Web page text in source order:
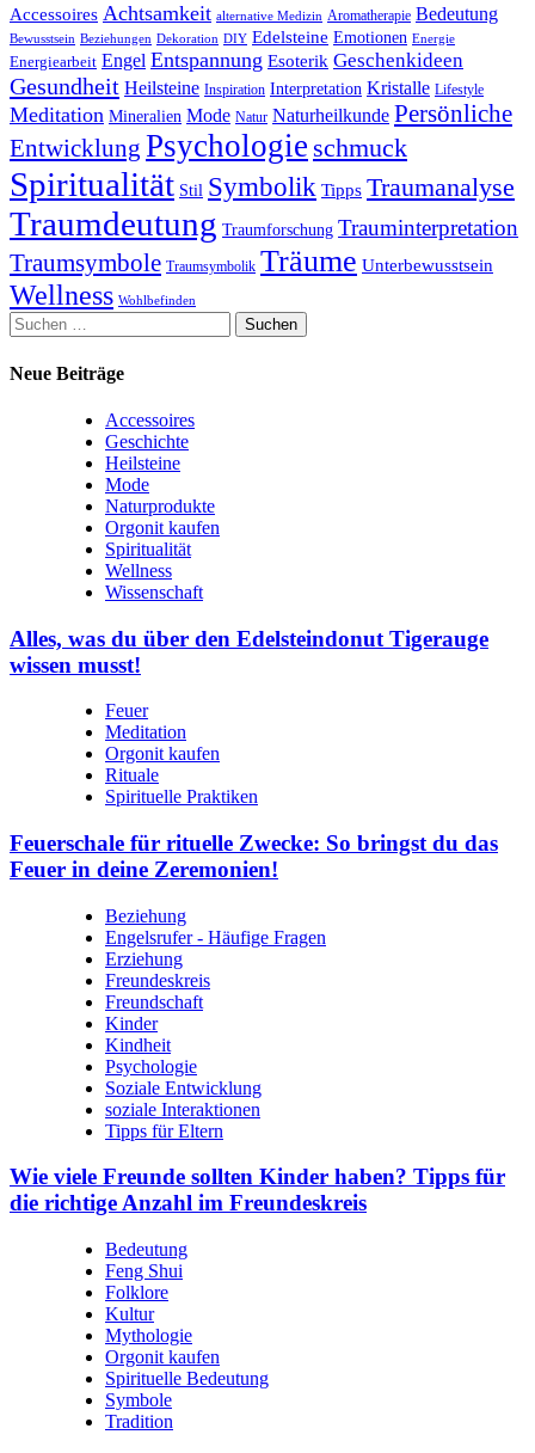
Accessoires Achtsamkeit alternative Medizin Aromatherapie Bedeutung
Bewusstsein Beziehungen Dekoration DIY Edelsteine Emotionen Energie
Energiearbeit Engel Entspannung Esoterik Geschenkideen
Gesundheit Heilsteine Inspiration Interpretation Kristalle Lifestyle
Meditation Mineralien Mode Natur Naturheilkunde Persönliche
Entwicklung Psychologie schmuck
Spiritualität Stil Symbolik Tipps Traumanalyse
Traumdeutung Traumforschung Trauminterpretation
Traumsymbole Traumsymbolik Träume Unterbewusstsein
Wellness Wohlbefinden
Suchen
nach:
Neue Beiträge
Accessoires
Geschichte
Heilsteine
Mode
Naturprodukte
Orgonit kaufen
Spiritualität
Wellness
Wissenschaft
Alles, was du über den Edelsteindonut Tigerauge
wissen musst!
Feuer
Meditation
Orgonit kaufen
Rituale
Spirituelle Praktiken
Feuerschale für rituelle Zwecke: So bringst du das
Feuer in deine Zeremonien!
Beziehung
Engelsrufer - Häufige Fragen
Erziehung
Freundeskreis
Freundschaft
Kinder
Kindheit
Psychologie
Soziale Entwicklung
soziale Interaktionen
Tipps für Eltern
Wie viele Freunde sollten Kinder haben? Tipps für
die richtige Anzahl im Freundeskreis
Bedeutung
Feng Shui
Folklore
Kultur
Mythologie
Orgonit kaufen
Spirituelle Bedeutung
Symbole
Tradition